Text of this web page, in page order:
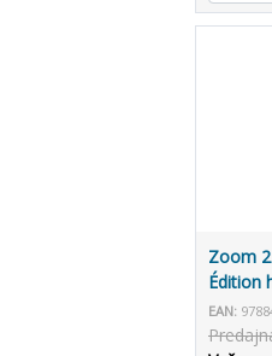
Zoom
Édition
l'élève/
EAN: